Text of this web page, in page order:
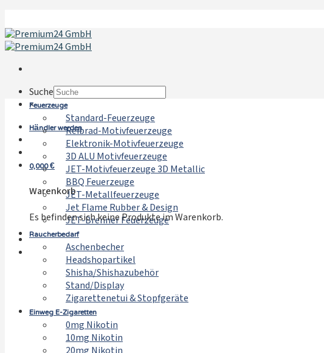
Inhalt
springen
Suche
×
Händler werden
0,000€
Warenkorb
Es befinden sich keine Produkte im Warenkorb.
Feuerzeuge
Standard-Feuerzeuge
Reibrad-Motivfeuerzeuge
Elektronik-Motivfeuerzeuge
3D ALU Motivfeuerzeuge
JET-Motivfeuerzeuge 3D Metallic
BBQ Feuerzeuge
JET-Metallfeuerzeuge
Jet Flame Rubber & Design
JET-Brenner Feuerzeuge
Raucherbedarf
Aschenbecher
Headshopartikel
Shisha/Shishazubehör
Stand/Display
Zigarettenetui & Stopfgeräte
Einweg E-Zigaretten
0mg Nikotin
10mg Nikotin